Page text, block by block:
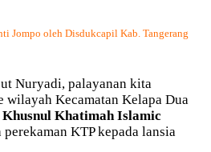
Jompo oleh Disdukcapil Kab. Tangerang
Nuryadi, palayanan kita
wilayah Kecamatan Kelapa Dua
Khatimah Islamic
KTP kepada lansia